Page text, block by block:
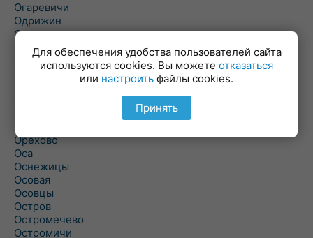
Огаревичи
Одрижин
Оздамичи
Озяты
Олтуш
Ольманы
Ольпень
Ольшаны
Омельная
Ополь
Орехово
Оса
Оснежицы
Осовая
Осовцы
Остров
Остромечево
Остромичи
Для обеспечения удобства пользователей сайта
используются cookies. Вы можете отказаться
или настроить файлы cookies.
Принять